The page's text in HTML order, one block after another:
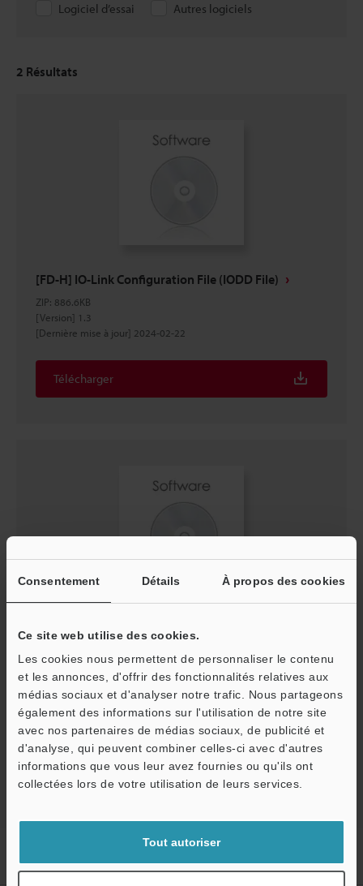
Consentement Détails À propos des cookies
Ce site web utilise des cookies.
Les cookies nous permettent de personnaliser le contenu
et les annonces, d'offrir des fonctionnalités relatives aux
médias sociaux et d'analyser notre trafic. Nous partageons
également des informations sur l'utilisation de notre site
avec nos partenaires de médias sociaux, de publicité et
d'analyse, qui peuvent combiner celles-ci avec d'autres
informations que vous leur avez fournies ou qu'ils ont
collectées lors de votre utilisation de leurs services.
Tout autoriser
Logiciel d’essai
Autres logiciels
2 Résultats
[FD-H] IO-Link Configuration File (IODD File)
ZIP: 886.6KB
[Version] 1.3
[Dernière mise à jour] 2024-02-22
Télécharger
[Version] 1.0.2.0
[Dernière mise à jour] 2023-10-27
Télécharger
Contrôle de Process / Capteurs de Process
Capteurs de Débit
Débitmètre à clipser Téléchargements